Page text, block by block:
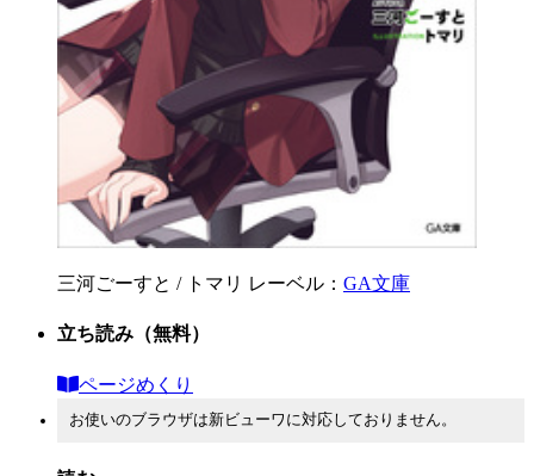
三河ごーすと / トマリ レーベル： GA文庫
立ち読み （無料）
ページめくり
お使いのブラウザは新ビューワに対応しておりません。